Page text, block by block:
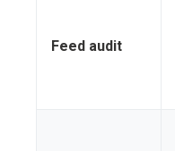
Feed audit